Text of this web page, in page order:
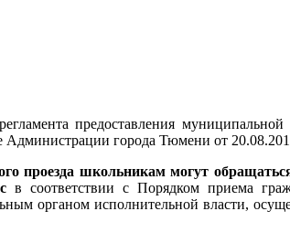
предоставления
Администрации города Тюмени от
проезда школьникам могут
в соответствии с Порядком приема
органом исполнительной власти,